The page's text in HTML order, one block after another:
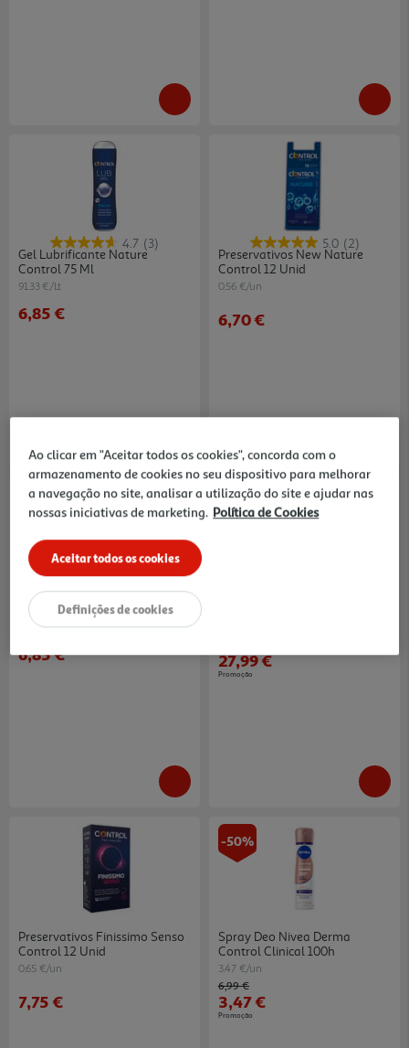
4.7 (3)
Gel Lubrificante Nature
Control 75 Ml
91.33 €/Lt
6,85 €
5.0 (2)
Preservativos New Nature
Control 12 Unid
0.56 €/un
6,70 €
Gel Lubrificante Warm Touch
Control 75 Ml
91.33 €/Lt
6,85 €
-30%
27,99 €
Promoção
Preservativos Finissimo Senso
Control 12 Unid
0.65 €/un
7,75 €
-50%
Spray Deo Nivea Derma
Control Clinical 100h
3.47 €/un
Price reduced from
6,99 €to
3,47 €
Promoção
Ao clicar em "Aceitar todos os cookies", concorda com o
armazenamento de cookies no seu dispositivo para melhorar
a navegação no site, analisar a utilização do site e ajudar nas
nossas iniciativas de marketing. Política de Cookies
Aceitar todos os cookies
Definições de cookies